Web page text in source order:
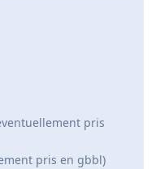
pris
pris en gbbl)